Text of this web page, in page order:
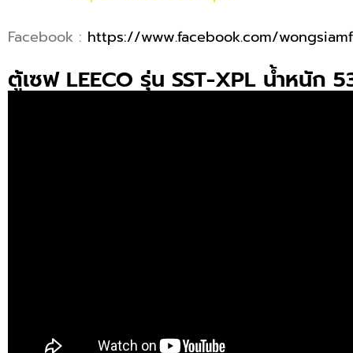
Facebook : https://www.facebook.com/
ตู้เซฟ LEECO รุ่น SST-XPL น้ำหนัก